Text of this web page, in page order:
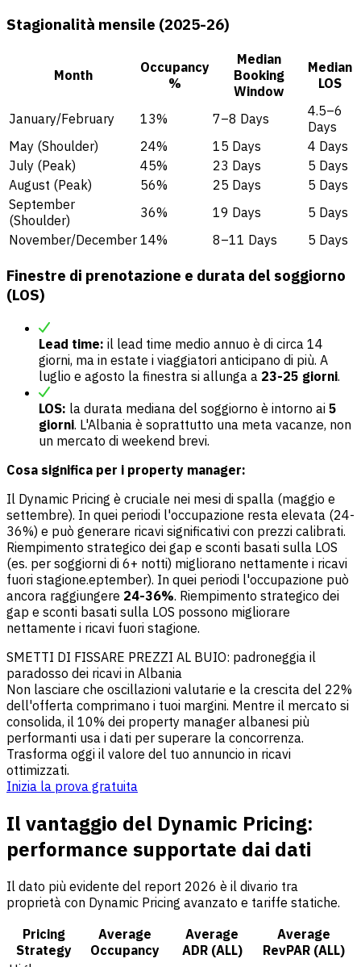
Stagionalità mensile (2025-26)
Month
Occupancy
%
Median
Booking
Window
Median
LOS
January/February 13% 7–8 Days
4.5–6
Days
May (Shoulder)
24% 15 Days
4 Days
July (Peak)
45% 23 Days
5 Days
August (Peak)
56% 25 Days
5 Days
September
(Shoulder)
36% 19 Days
5 Days
November/December 14% 8–11 Days 5 Days
Finestre di prenotazione e durata del soggiorno
(LOS)
Lead time: il lead time medio annuo è di circa 14
giorni, ma in estate i viaggiatori anticipano di più. A
luglio e agosto la finestra si allunga a 23-25 giorni.
LOS: la durata mediana del soggiorno è intorno ai 5
giorni. L'Albania è soprattutto una meta vacanze, non
un mercato di weekend brevi.
Cosa significa per i property manager:
Il Dynamic Pricing è cruciale nei mesi di spalla (maggio e
settembre). In quei periodi l'occupazione resta elevata (24-
36%) e può generare ricavi significativi con prezzi calibrati.
Riempimento strategico dei gap e sconti basati sulla LOS
(es. per soggiorni di 6+ notti) migliorano nettamente i ricavi
fuori stagione.eptember). In quei periodi l'occupazione può
ancora raggiungere 24-36%. Riempimento strategico dei
gap e sconti basati sulla LOS possono migliorare
nettamente i ricavi fuori stagione.
SMETTI DI FISSARE PREZZI AL BUIO: padroneggia il
paradosso dei ricavi in Albania
Non lasciare che oscillazioni valutarie e la crescita del 22%
dell'offerta comprimano i tuoi margini. Mentre il mercato si
consolida, il 10% dei property manager albanesi più
performanti usa i dati per superare la concorrenza.
Trasforma oggi il valore del tuo annuncio in ricavi
ottimizzati.
Inizia la prova gratuita
Il vantaggio del Dynamic Pricing:
performance supportate dai dati
Il dato più evidente del report 2026 è il divario tra
proprietà con Dynamic Pricing avanzato e tariffe statiche.
Pricing
Strategy
Average
Occupancy
Average
ADR (ALL)
Average
RevPAR (ALL)